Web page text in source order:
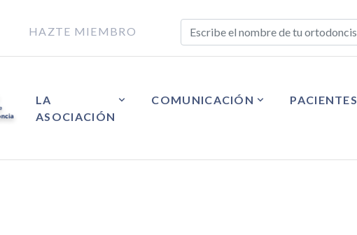
HAZTE MIEMBRO
LA
ASOCIACIÓN
COMUNICACIÓN PACIENTES